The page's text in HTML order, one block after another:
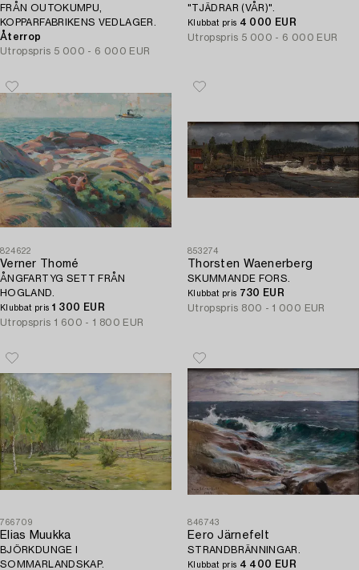
FRÅN OUTOKUMPU,
KOPPARFABRIKENS VEDLAGER.
Återrop
Utropspris 5 000 - 6 000 EUR
"TJÄDRAR (VÅR)".
Klubbat pris 4 000 EUR
Utropspris 5 000 - 6 000 EUR
824622
Verner Thomé
ÅNGFARTYG SETT FRÅN
HOGLAND.
Klubbat pris 1 300 EUR
Utropspris 1 600 - 1 800 EUR
853274
Thorsten Waenerberg
SKUMMANDE FORS.
Klubbat pris 730 EUR
Utropspris 800 - 1 000 EUR
766709
Elias Muukka
BJÖRKDUNGE I
SOMMARLANDSKAP.
846743
Eero Järnefelt
STRANDBRÄNNINGAR.
Klubbat pris 4 400 EUR